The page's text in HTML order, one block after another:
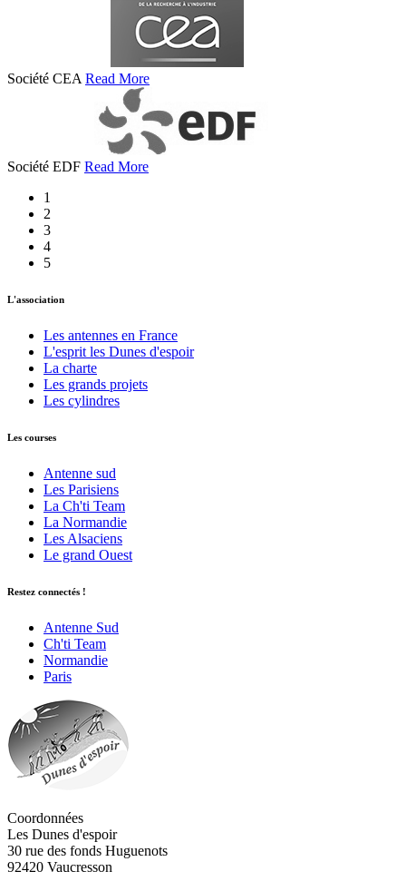
Société CEA Read More
Société EDF Read More
1
2
3
4
5
L'association
Les antennes en France
L'esprit les Dunes d'espoir
La charte
Les grands projets
Les cylindres
Les courses
Antenne sud
Les Parisiens
La Ch'ti Team
La Normandie
Les Alsaciens
Le grand Ouest
Restez connectés !
Antenne Sud
Ch'ti Team
Normandie
Paris
Coordonnées
Les Dunes d'espoir
30 rue des fonds Huguenots
92420 Vaucresson